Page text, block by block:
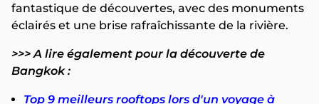
fantastique de découvertes, avec des monuments
éclairés et une brise rafraîchissante de la rivière.
>>> A lire également pour la découverte de
Bangkok :
Top 9 meilleurs rooftops lors d'un voyage à